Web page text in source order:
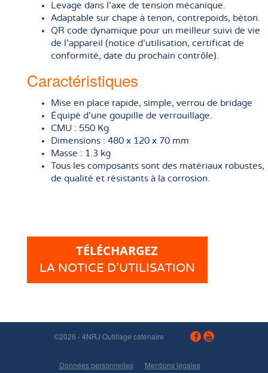
Levage dans l’axe de tension mécanique.
Adaptable sur chape à tenon, contrepoids, béton.
QR code dynamique pour un meilleur suivi de vie
de l’appareil (notice d’utilisation, certificat de
conformité, date du prochain contrôle).
Caractéristiques
Mise en place rapide, simple, verrou de bridage
Équipé d’une goupille de verrouillage.
CMU : 550 Kg
Dimensions : 480 x 120 x 70 mm
Masse : 1.3 kg
Tous les composants sont des matériaux robustes,
de qualité et résistants à la corrosion.
TÉLÉCHARGEZ
LA NOTICE D’UTILISATION
©2026 - 4NRJ Outillage caténaire
Données personnelles Mentions légales